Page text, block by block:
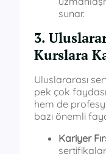
sunar.
3.
Kurslara
Uluslararası
pek çok
hem de
bazı önemli
Kariyer